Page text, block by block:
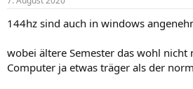
144hz sind auch in windows
wobei ältere Semester das wohl nicht
Computer ja etwas träger als der